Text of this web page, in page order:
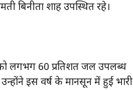
बिनीता शाह उपस्थित रहे।
लगभग 60 प्रतिशत जल उपलब्ध
इस वर्ष के मानसून में हुई भारी